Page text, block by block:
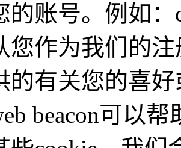
的账号。例如：
您作为我们的
的有关您的喜
beacon可以